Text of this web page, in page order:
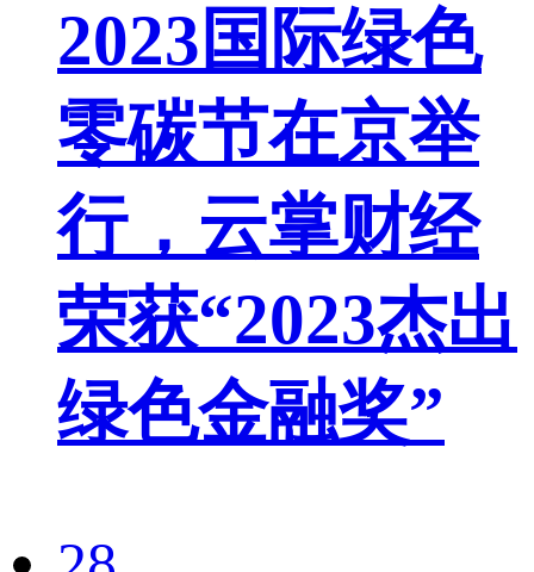
2023国际绿色
零碳节在京举
行，云掌财经
荣获“2023杰出
绿色金融奖”